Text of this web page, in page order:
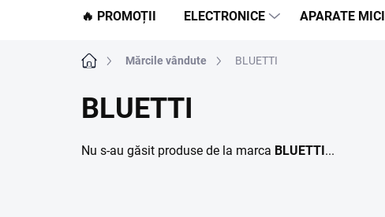
🔥 PROMOȚII ELECTRONICE APARATE MICI
AcasăMărcile vândute BLUETTI
BLUETTI
Nu s-au găsit produse de la marca BLUETTI...